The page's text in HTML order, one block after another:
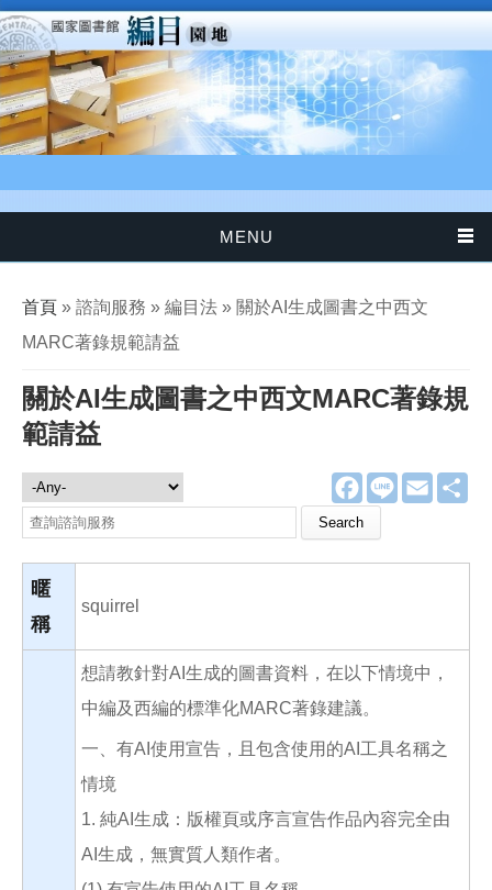
移至主內容
MENU
您在這裡
首頁 » 諮詢服務 » 編目法 » 關於AI生成圖書之中西文
MARC著錄規範請益
關於AI生成圖書之中西文MARC著錄規
範請益
F
a
e
o
L
E
m
諮詢服務
Search this site
暱
稱
squirrel
想請教針對AI生成的圖書資料，在以下情境中，
中編及西編的標準化MARC著錄建議。
一、有AI使用宣告，且包含使用的AI工具名稱之
情境
1. 純AI生成：版權頁或序言宣告作品內容完全由
AI生成，無實質人類作者。